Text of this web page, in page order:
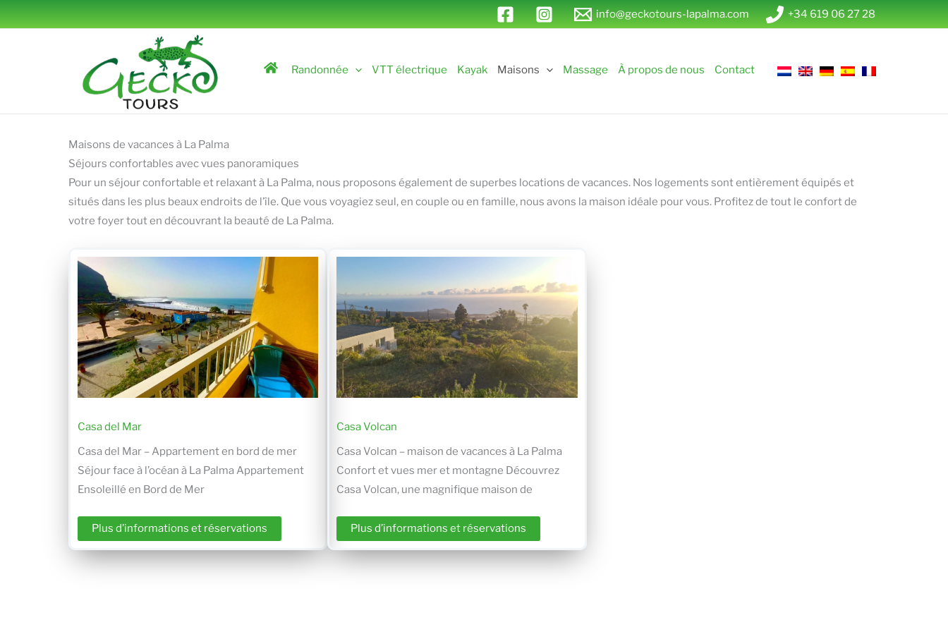
au
info@geckotours-lapalma.com +34 619 06 27 28
Randonnée VTT électrique Kayak Maisons Massage À propos de nous Contact
Maisons de vacances à La Palma
Séjours confortables avec vues panoramiques
Pour un séjour confortable et relaxant à La Palma, nous proposons également de superbes locations de vacances. Nos logements sont entièrement équipés et
situés dans les plus beaux endroits de l’île. Que vous voyagiez seul, en couple ou en famille, nous avons la maison idéale pour vous. Profitez de tout le confort de
votre foyer tout en découvrant la beauté de La Palma.
Casa del Mar
Casa del Mar – Appartement en bord de mer
Séjour face à l’océan à La Palma Appartement
Ensoleillé en Bord de Mer
Plus d’informations et réservations
Casa Volcan
Casa Volcan – maison de vacances à La Palma
Confort et vues mer et montagne Découvrez
Casa Volcan, une magnifique maison de
Plus d’informations et réservations